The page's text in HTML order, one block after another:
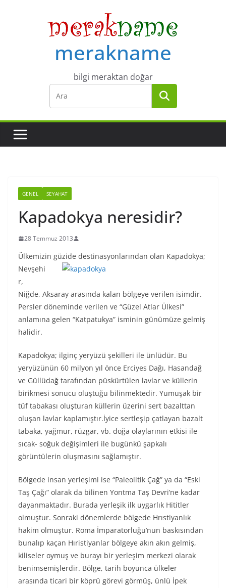
merakname
bilgi meraktan doğar
GENEL SEYAHAT
Kapadokya neresidir?
28 Temmuz 2013
Ülkemizin güzide destinasyonlarından olan Kapadokya;
Nevşehi
r,
Niğde, Aksaray arasında kalan bölgeye verilen isimdir.
Persler döneminde verilen ve “Güzel Atlar Ülkesi”
anlamına gelen “Katpatukya” isminin günümüze gelmiş
halidir.
Kapadokya; ilginç yeryüzü şekilleri ile ünlüdür. Bu
yeryüzünün 60 milyon yıl önce Erciyes Dağı, Hasandağ
ve Güllüdağ tarafından püskürtülen lavlar ve küllerin
birikmesi sonucu oluştuğu bilinmektedir. Yumuşak bir
tüf tabakası oluşturan küllerin üzerini sert bazalttan
oluşan lavlar kaplamıştır.İyice sertleşip çatlayan bazalt
tabaka, yağmur, rüzgar, vb. doğa olaylarının etkisi ile
sıcak- soğuk değişimleri ile bugünkü şapkalı
görüntülerin oluşmasını sağlamıştır.
Bölgede insan yerleşimi ise “Paleolitik Çağ” ya da “Eski
Taş Çağı” olarak da bilinen Yontma Taş Devri’ne kadar
dayanmaktadır. Burada yerleşik ilk uygarlık Hititler
olmuştur. Sonraki dönemlerde bölgede Hrıstiyanlık
hakim olmuştur. Roma İmparatorluğu’nun baskısından
bunalıp kaçan Hıristiyanlar bölgeye akın akın gelmiş,
kiliseler oymuş ve burayı bir yerleşim merkezi olarak
benimsemişlerdir. Bölge, tarih boyunca ülkeler
arasında ticari bir köprü görevi görmüş, ünlü İpek